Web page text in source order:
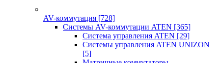
AV-коммутация [728]
Системы AV-коммутации ATEN [365]
Система управления ATEN [29]
Системы управления ATEN UNIZON
[5]